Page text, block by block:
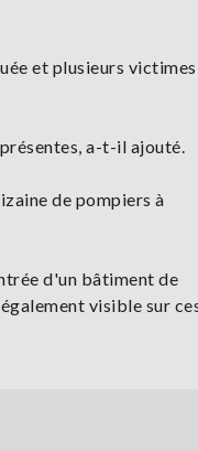
et plusieurs victimes
a-t-il ajouté.
de pompiers à
d'un bâtiment de
visible sur